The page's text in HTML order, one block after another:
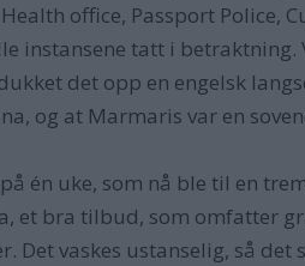
office, Passport Police,
instansene tatt i
det opp en engelsk
og at Marmaris var en
én uke, som nå ble til en
et bra tilbud, som omfatter
vaskes ustanselig, så det